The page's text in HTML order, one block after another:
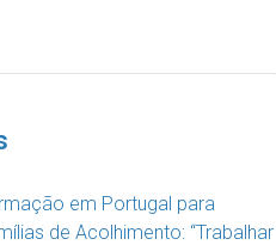
em Portugal para
de Acolhimento: “Trabalhar